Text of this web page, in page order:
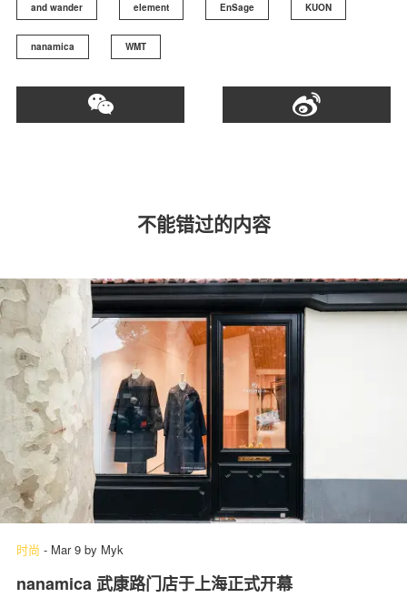
and wander element EnSage KUON
nanamica WMT
不能错过的内容
时尚 - Mar 9 by Myk
nanamica 武康路门店于上海正式开幕